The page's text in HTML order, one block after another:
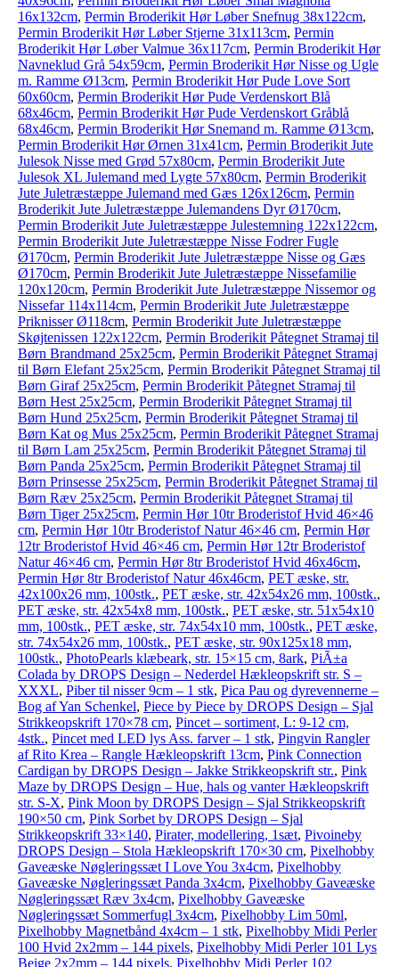
16x132cm, Permin Broderikit Hør Løber Snefnug 38x122cm,
Permin Broderikit Hør Løber Stjerne 31x113cm, Permin
Broderikit Hør Løber Valmue 36x117cm, Permin Broderikit Hør
Navneklud Grå 54x59cm, Permin Broderikit Hør Nisse og Ugle
m. Ramme Ø13cm, Permin Broderikit Hør Pude Love Sort
60x60cm, Permin Broderikit Hør Pude Verdenskort Blå
68x46cm, Permin Broderikit Hør Pude Verdenskort Gråblå
68x46cm, Permin Broderikit Hør Snemand m. Ramme Ø13cm,
Permin Broderikit Hør Ørnen 31x41cm, Permin Broderikit Jute
Julesok Nisse med Grød 57x80cm, Permin Broderikit Jute
Julesok XL Julemand med Lygte 57x80cm, Permin Broderikit
Jute Juletræstæppe Julemand med Gæs 126x126cm, Permin
Broderikit Jute Juletræstæppe Julemandens Dyr Ø170cm,
Permin Broderikit Jute Juletræstæppe Julestemning 122x122cm,
Permin Broderikit Jute Juletræstæppe Nisse Fodrer Fugle
Ø170cm, Permin Broderikit Jute Juletræstæppe Nisse og Gæs
Ø170cm, Permin Broderikit Jute Juletræstæppe Nissefamilie
120x120cm, Permin Broderikit Jute Juletræstæppe Nissemor og
Nissefar 114x114cm, Permin Broderikit Jute Juletræstæppe
Priknisser Ø118cm, Permin Broderikit Jute Juletræstæppe
Skøjtenissen 122x122cm, Permin Broderikit Påtegnet Stramaj til
Børn Brandmand 25x25cm, Permin Broderikit Påtegnet Stramaj
til Børn Elefant 25x25cm, Permin Broderikit Påtegnet Stramaj til
Børn Giraf 25x25cm, Permin Broderikit Påtegnet Stramaj til
Børn Hest 25x25cm, Permin Broderikit Påtegnet Stramaj til
Børn Hund 25x25cm, Permin Broderikit Påtegnet Stramaj til
Børn Kat og Mus 25x25cm, Permin Broderikit Påtegnet Stramaj
til Børn Lam 25x25cm, Permin Broderikit Påtegnet Stramaj til
Børn Panda 25x25cm, Permin Broderikit Påtegnet Stramaj til
Børn Prinsesse 25x25cm, Permin Broderikit Påtegnet Stramaj til
Børn Ræv 25x25cm, Permin Broderikit Påtegnet Stramaj til
Børn Tiger 25x25cm, Permin Hør 10tr Broderistof Hvid 46×46
cm, Permin Hør 10tr Broderistof Natur 46×46 cm, Permin Hør
12tr Broderistof Hvid 46×46 cm, Permin Hør 12tr Broderistof
Natur 46×46 cm, Permin Hør 8tr Broderistof Hvid 46x46cm,
Permin Hør 8tr Broderistof Natur 46x46cm, PET æske, str.
42x100x26 mm, 100stk., PET æske, str. 42x54x26 mm, 100stk.,
PET æske, str. 42x54x8 mm, 100stk., PET æske, str. 51x54x10
mm, 100stk., PET æske, str. 74x54x10 mm, 100stk., PET æske,
str. 74x54x26 mm, 100stk., PET æske, str. 90x125x18 mm,
100stk., PhotoPearls klæbeark, str. 15×15 cm, 8ark, PiÃ±a
Colada by DROPS Design – Nederdel Hækleopskrift str. S –
XXXL, Piber til nisser 9cm – 1 stk, Pica Pau og dyrevennerne –
Bog af Yan Schenkel, Piece by Piece by DROPS Design – Sjal
Strikkeopskrift 170×78 cm, Pincet – sortiment, L: 9-12 cm,
4stk., Pincet med LED lys Ass. farver – 1 stk, Pingvin Rangler
af Rito Krea – Rangle Hækleopskrift 13cm, Pink Connection
Cardigan by DROPS Design – Jakke Strikkeopskrift str., Pink
Maze by DROPS Design – Hue, hals og vanter Hækleopskrift
str. S-X, Pink Moon by DROPS Design – Sjal Strikkeopskrift
190×50 cm, Pink Sorbet by DROPS Design – Sjal
Strikkeopskrift 33×140, Pirater, modellering, 1sæt, Pivoineby
DROPS Design – Stola Hækleopskrift 170×30 cm, Pixelhobby
Gaveæske Nøgleringssæt I Love You 3x4cm, Pixelhobby
Gaveæske Nøgleringssæt Panda 3x4cm, Pixelhobby Gaveæske
Nøgleringssæt Ræv 3x4cm, Pixelhobby Gaveæske
Nøgleringssæt Sommerfugl 3x4cm, Pixelhobby Lim 50ml,
Pixelhobby Magnetbånd 4x4cm – 1 stk, Pixelhobby Midi Perler
100 Hvid 2x2mm – 144 pixels, Pixelhobby Midi Perler 101 Lys
Beige 2x2mm – 144 pixels, Pixelhobby Midi Perler 102